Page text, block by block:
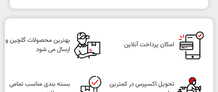
امکان پرداخت آنلاین
بهترین محصولات گلچین و
ارسال می شود
تحویل اکسپرس در کمترین
بسته بندی مناسب تمامی